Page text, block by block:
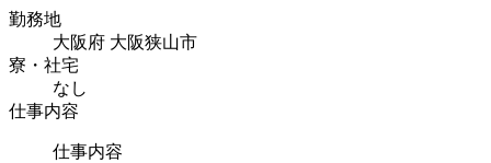
勤務地
大阪府 大阪狭山市
寮・社宅
なし
仕事内容
仕事内容